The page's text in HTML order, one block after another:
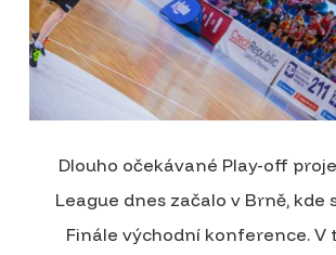
Dlouho očekávané Play-off
League dnes začalo v Brně, kde
Finále východní konference. V